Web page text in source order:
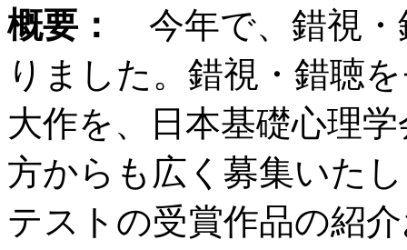
概要：
今年で、錯視・
りました。錯視・錯聴
大作を、日本基礎心理
方からも広く募集いた
テストの受賞作品の紹